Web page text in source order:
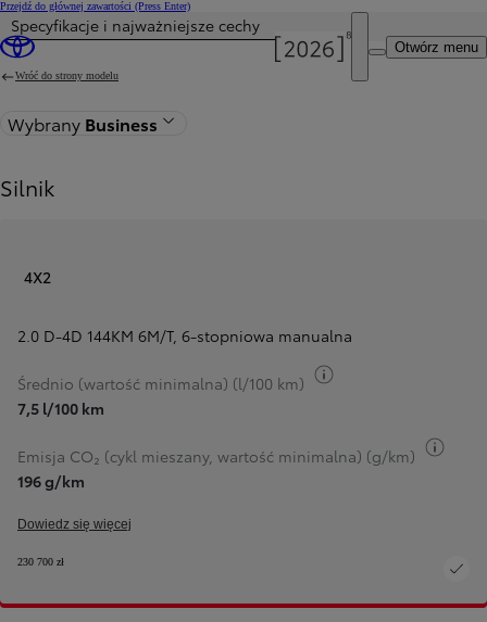
Przejdź do głównej zawartości (Press Enter)
Otwórz menu
Specyfikacje i najważniejsze cechy
Wróć do strony modelu
Wybrany Business
Silnik
4X2
2.0 D-4D 144KM 6M/T, 6-stopniowa manualna
Średnio (wartość minimalna) (l/100 km)
7,5 l/100 km
Emisja CO₂ (cykl mieszany, wartość minimalna) (g/km)
196 g/km
Dowiedz się więcej
230 700 zł